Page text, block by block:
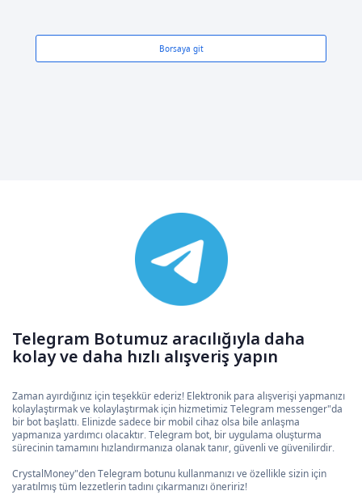
Borsaya git
Telegram Botumuz aracılığıyla daha
kolay ve daha hızlı alışveriş yapın
Zaman ayırdığınız için teşekkür ederiz! Elektronik para alışverişi yapmanızı
kolaylaştırmak ve kolaylaştırmak için hizmetimiz Telegram messenger"da
bir bot başlattı. Elinizde sadece bir mobil cihaz olsa bile anlaşma
yapmanıza yardımcı olacaktır. Telegram bot, bir uygulama oluşturma
sürecinin tamamını hızlandırmanıza olanak tanır, güvenli ve güvenilirdir.
CrystalMoney"den Telegram botunu kullanmanızı ve özellikle sizin için
yaratılmış tüm lezzetlerin tadını çıkarmanızı öneririz!